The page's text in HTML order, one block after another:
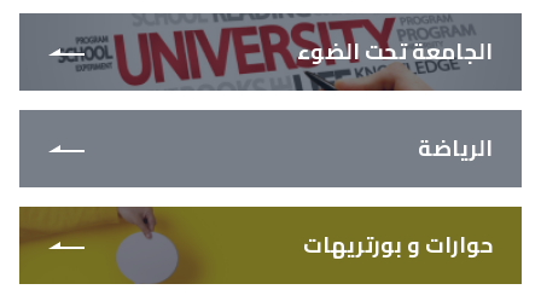
الجامعة تحت الضوء
الرياضة
حوارات و بورتريهات